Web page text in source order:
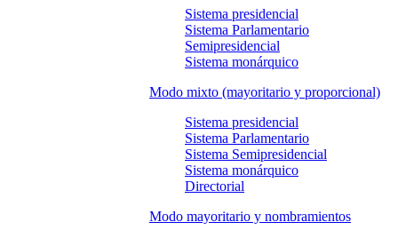
Sistema presidencial
Sistema Parlamentario
Semipresidencial
Sistema monárquico
Modo mixto (mayoritario y proporcional)
Sistema presidencial
Sistema Parlamentario
Sistema Semipresidencial
Sistema monárquico
Directorial
Modo mayoritario y nombramientos